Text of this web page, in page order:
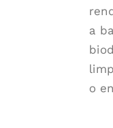
a
o